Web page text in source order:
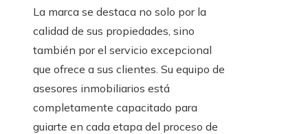
La marca se destaca no solo por la
calidad de sus propiedades, sino
también por el servicio excepcional
que ofrece a sus clientes. Su equipo de
asesores inmobiliarios está
completamente capacitado para
guiarte en cada etapa del proceso de